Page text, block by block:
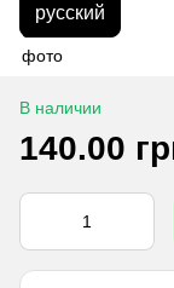
русский
В наличии
140.00